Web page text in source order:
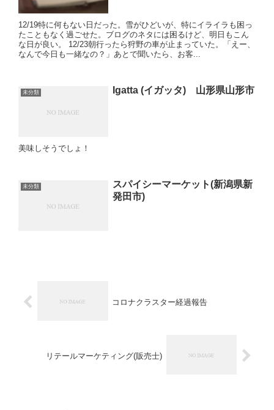
12/19特に何もない日だった。雪がひどいが、特にイライラも困っ
たこともなく過ごせた。ブログのネタには困るけど、明日もこん
な日が良い。 12/23朝行ったら狩野の車が止まっていた。「えー、
なんで今日も一緒なの？」あとで聞いたら、お客...
未分類 Igatta (イガッタ) 山形県山形市
美味しそうでしょ！
未分類
スパイシーマーケット(新潟県新
発田市)
コロナクラスター経過報告
リテールマーケティング(販売士)